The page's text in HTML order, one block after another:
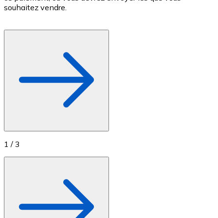
Achetez des cartes-cadeaux de vos marques
Aller à la boutique de cartes-cadeaux
souhaitez vendre.
1 / 3